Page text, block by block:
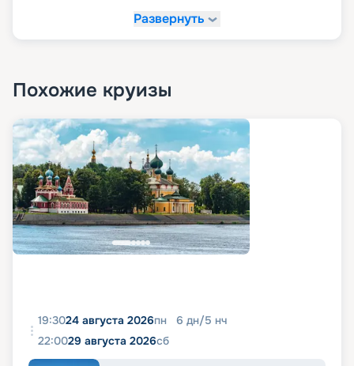
Развернуть
Похожие круизы
19:3024 августа 2026пн 6 дн/5 нч
22:0029 августа 2026сб